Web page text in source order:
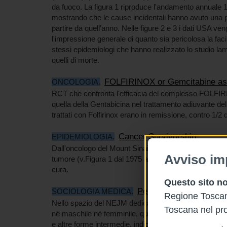
Avviso
Questo sito
Regione
Toscana nel
da fuoco. La figura 1 riproduce l'andamento
mostrando che le cause incidentali hanno avuto
partire da quell'anno. Nelle figure 2 e 3 i dati USA
l'impressione generale di quanto sia pericolosa la
stessi epidemiologi che hanno realizzato lo studio
quelli di morte.
ONCOLOGIA. FOLFIRINOX or Gemcitabine
RCT che confronta l'efficacia del complesso
quella della Gentabicina nel trattamento adiuvante
trattati con Folfirinox erano in remissione, contro 1/2
EPIDEMIOLOGIA. Cancer Survivorship
Dall'oncologo del Mount Sinai Charles Shapiro un
tumore (v.Figura 1 dal 1975 al 2040 in proiezione) .
cura.
SOCIOLOGIA MEDICA. Persons of Nonbinary
Nello spazio del NEJM dedicato ai punti di vista, un
né maschile né femminile, qui chiamato "non-
e altre forme intermedie, indicate nel testo e